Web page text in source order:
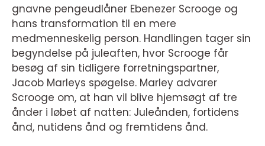
gnavne pengeudlåner Ebenezer Scrooge og
hans transformation til en mere
medmenneskelig person. Handlingen tager sin
begyndelse på juleaften, hvor Scrooge får
besøg af sin tidligere forretningspartner,
Jacob Marleys spøgelse. Marley advarer
Scrooge om, at han vil blive hjemsøgt af tre
ånder i løbet af natten: Juleånden, fortidens
ånd, nutidens ånd og fremtidens ånd.